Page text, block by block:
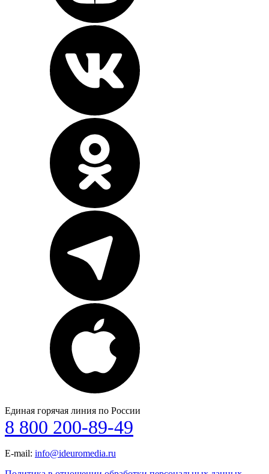
Единая горячая линия по России
8 800 200-89-49
E-mail: info@ideuromedia.ru